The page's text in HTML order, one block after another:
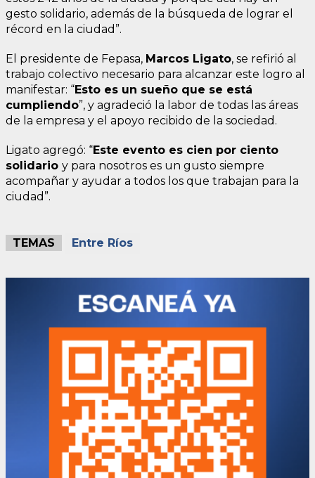
gesto solidario, además de la búsqueda de lograr el
récord en la ciudad”.
El presidente de Fepasa, Marcos Ligato, se refirió al
trabajo colectivo necesario para alcanzar este logro al
manifestar: “Esto es un sueño que se está
cumpliendo”, y agradeció la labor de todas las áreas
de la empresa y el apoyo recibido de la sociedad.
Ligato agregó: “Este evento es cien por ciento
solidario y para nosotros es un gusto siempre
acompañar y ayudar a todos los que trabajan para la
ciudad”.
TEMAS Entre Ríos